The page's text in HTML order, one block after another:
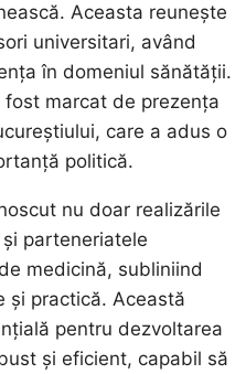
Aceasta reunește
universitari, având
în domeniul sănătății.
marcat de prezența
care a adus o
politică.
nu doar realizările
parteneriatele
medicină, subliniind
și practică. Această
pentru dezvoltarea
și eficient, capabil să